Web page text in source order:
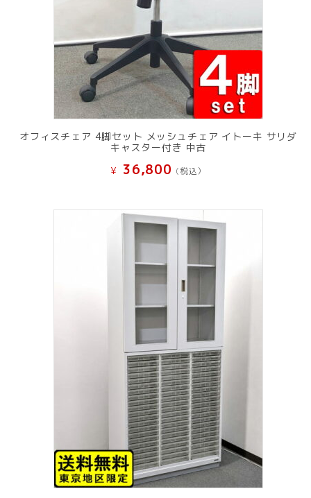
オフィスチェア 4脚セット メッシュチェア イトーキ サリダ
キャスター付き 中古
¥ 36,800 (税込）